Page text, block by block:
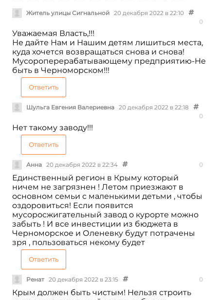
Житель улицы Сигнальной 20 декабря 2022 в 22:10
0
Уважаемая Власть,!!!
Не дайте Нам и Нашим детям лишиться места,
куда хочется возвращаться снова и снова!
Мусороперерабатывающему предприятию-Не
быть в Черноморском!!!
Ответить
Шульга Евгения Валериевна 20 декабря 2022 в 22:18
0
Нет такому заводу!!!
Ответить
Анна 20 декабря 2022 в 22:34 0
Единственный регион в Крыму который
ничем не загрязнен ! Летом приезжают в
основном семьи с маленькими детьми , чтобы
оздоровиться! Если появится
мусоросжигательный завод о курорте можно
забыть ! И все инвестиции из бюджета в
Черноморское и Оленевку будут потрачены
зря , пользоваться некому будет
Ответить
Ренат 20 декабря 2022 в 23:15 0
Крым должен быть чистым! Нельзя строить